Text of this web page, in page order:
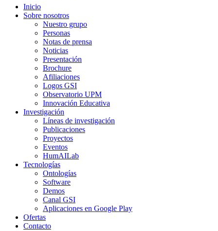
Inicio
Sobre nosotros
Nuestro grupo
Personas
Notas de prensa
Noticias
Presentación
Brochure
Afiliaciones
Logos GSI
Observatorio UPM
Innovación Educativa
Investigación
Líneas de investigación
Publicaciones
Proyectos
Eventos
HumAILab
Tecnologías
Ontologías
Software
Demos
Canal GSI
Aplicaciones en Google Play
Ofertas
Contacto